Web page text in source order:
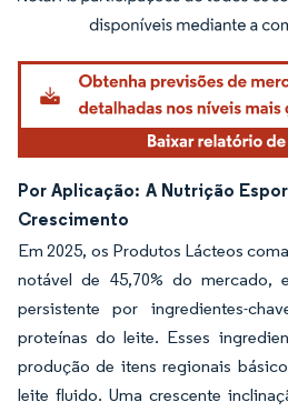
Imagem © Mordor Intelligence. O reuso
Por Aplicação: A Nutrição
Crescimento
Em 2025, os Produtos Lácteos
notável de 45,70% do mercado,
persistente por ingredientes-
proteínas do leite. Esses
produção de itens regionais
leite fluido. Uma crescente